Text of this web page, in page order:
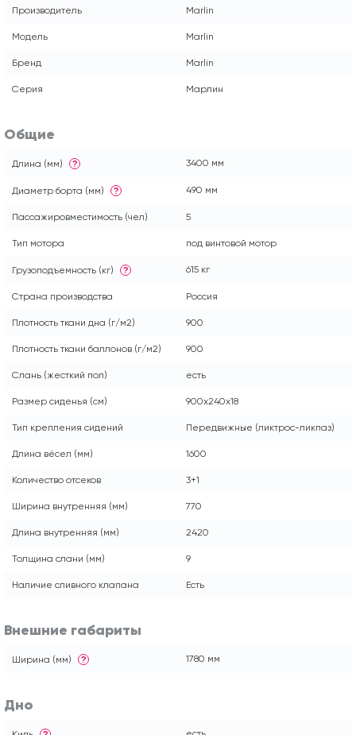
Производитель Marlin
Модель Marlin
Бренд Marlin
Серия Марлин
Общие
Длина (мм) ? 3400 мм
Диаметр борта (мм) ? 490 мм
Пассажировместимость (чел) 5
Тип мотора под винтовой мотор
Грузоподъемность (кг) ? 615 кг
Страна производства Россия
Плотность ткани дна (г/м2) 900
Плотность ткани баллонов (г/м2) 900
Слань (жесткий пол) есть
Размер сиденья (см) 900x240x18
Тип крепления сидений Передвижные (ликтрос-ликпаз)
Длина вёсел (мм) 1600
Количество отсеков 3+1
Ширина внутренняя (мм) 770
Длина внутренняя (мм) 2420
Толщина слани (мм) 9
Наличие сливного клапана Есть
Внешние габариты
Ширина (мм) ? 1780 мм
Дно